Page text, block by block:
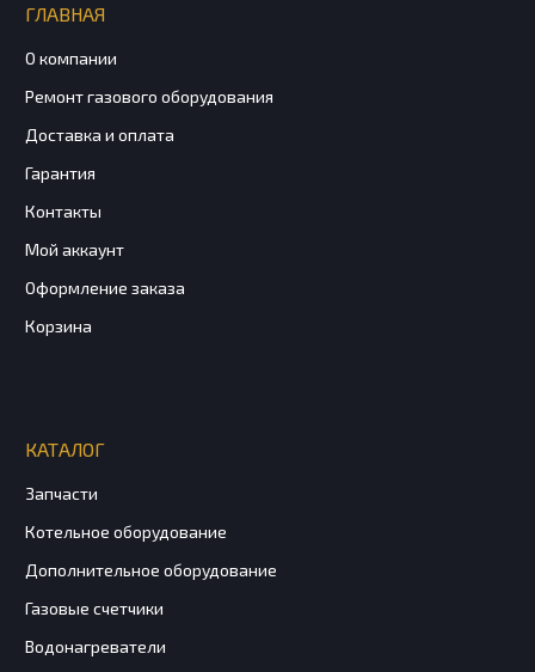
ГЛАВНАЯ
О компании
Ремонт газового оборудования
Доставка и оплата
Гарантия
Контакты
Мой аккаунт
Оформление заказа
Корзина
КАТАЛОГ
Запчасти
Котельное оборудование
Дополнительное оборудование
Газовые счетчики
Водонагреватели